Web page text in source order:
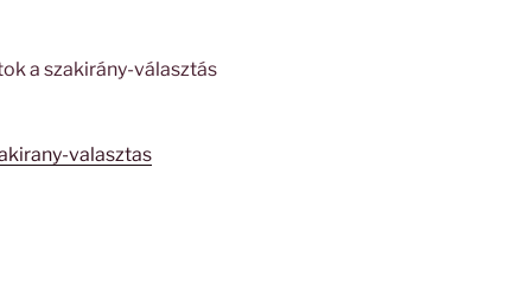
a szakirány-választás
valasztas